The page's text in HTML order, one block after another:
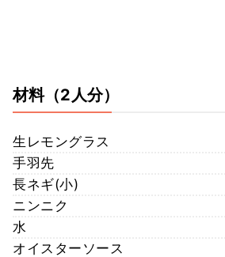
材料（2人分）
生レモングラス
手羽先
長ネギ(小)
ニンニク
水
オイスターソース